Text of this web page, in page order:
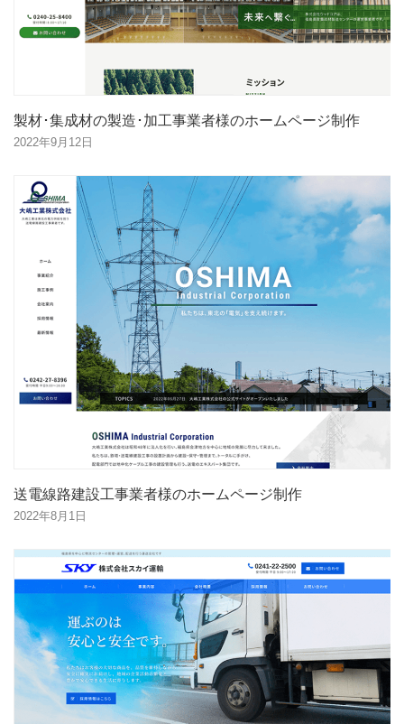
製材･集成材の製造･加工事業者様のホームページ制作
2022年9月12日
送電線路建設工事業者様のホームページ制作
2022年8月1日